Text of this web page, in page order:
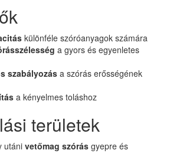
különféle szóróanyagok számára
a gyors és egyenletes
szabályozás a szórás erősségének
a kényelmes toláshoz
területek
utáni vetőmag szórás gyepre és